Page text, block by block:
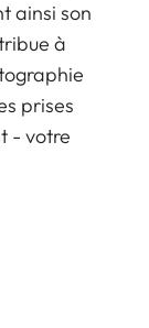
ainsi son
à
prises
- votre